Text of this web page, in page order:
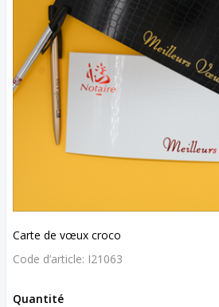
Carte de vœux croco
Code d’article: I21063
Quantité